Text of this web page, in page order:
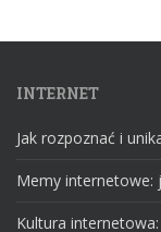
INTERNET
Jak rozpoznać i
Memy internetowe:
Kultura